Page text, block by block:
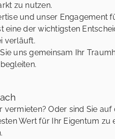
zu nutzen.
und unser Engagement
der wichtigsten
verläuft.
uns gemeinsam Ihr
Oder sind Sie
Wert für Ihr Eigentum zu